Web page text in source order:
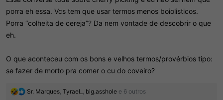
porra eh essa. Vcs tem que usar termos menos boiolisticos.
Porra “colheita de cereja”? Da nem vontade de descobrir o que
eh.
O que aconteceu com os bons e velhos termos/provérbios tipo:
se fazer de morto pra comer o cu do coveiro?
R
Sr. Marques, Tyrael_ , big.asshole e 6 outros